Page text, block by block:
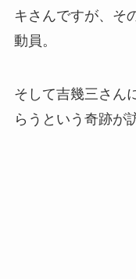
キさんですが、そ
動員。
そして吉幾三さん
らうという奇跡が